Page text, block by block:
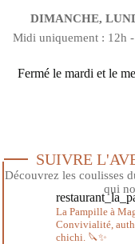
DIMANCHE,
Midi uniquement : 12h
Fermé le mardi et le
SUIVRE
Découvrez les coulisses
qui
La Pampille à
Convivialité,
chichi. 🔪✨